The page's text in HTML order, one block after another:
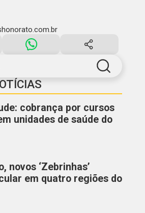
cobrança por cursos
unidades de saúde do
novos ‘Zebrinhas’
em quatro regiões do